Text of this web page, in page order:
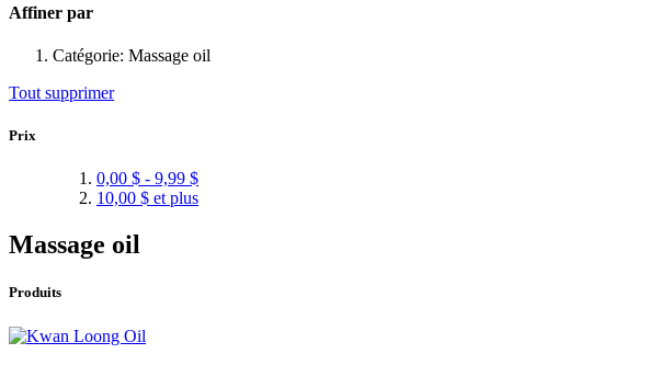
Affiner par
Catégorie: Massage oil
Tout supprimer
Prix
0,00 $ - 9,99 $
10,00 $ et plus
Massage oil
Produits